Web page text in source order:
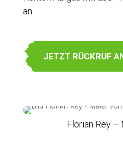
an.
JETZT RÜCKRUF
Florian Rey –